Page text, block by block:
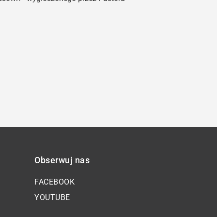
oraz
Obserwuj nas
FACEBOOK
YOUTUBE